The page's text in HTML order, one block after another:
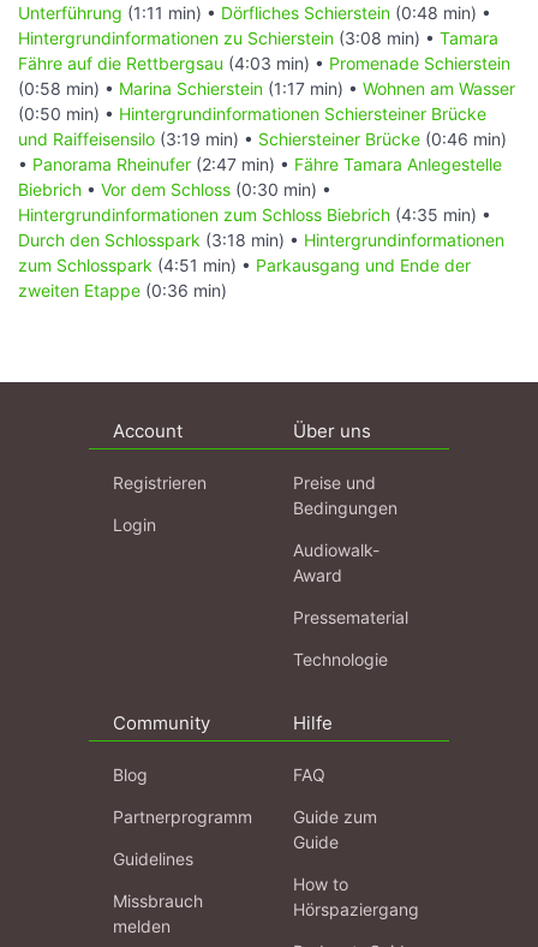
Unterführung (1:11 min) • Dörfliches Schierstein (0:48 min) •
Hintergrundinformationen zu Schierstein (3:08 min) • Tamara
Fähre auf die Rettbergsau (4:03 min) • Promenade Schierstein
(0:58 min) • Marina Schierstein (1:17 min) • Wohnen am Wasser
(0:50 min) • Hintergrundinformationen Schiersteiner Brücke
und Raiffeisensilo (3:19 min) • Schiersteiner Brücke (0:46 min)
• Panorama Rheinufer (2:47 min) • Fähre Tamara Anlegestelle
Biebrich • Vor dem Schloss (0:30 min) •
Hintergrundinformationen zum Schloss Biebrich (4:35 min) •
Durch den Schlosspark (3:18 min) • Hintergrundinformationen
zum Schlosspark (4:51 min) • Parkausgang und Ende der
zweiten Etappe (0:36 min)
Account
Registrieren
Login
Über uns
Preise und
Bedingungen
Audiowalk-
Award
Pressematerial
Technologie
Community
Blog
Partnerprogramm
Guidelines
Missbrauch
melden
Hilfe
FAQ
Guide zum
Guide
How to
Hörspaziergang